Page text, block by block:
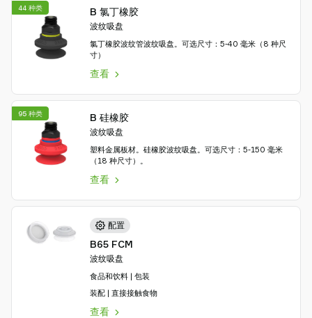
B 氯丁橡胶
波纹吸盘
氯丁橡胶波纹管波纹吸盘。可选尺寸：5-40 毫米（8 种尺
寸）
查看
44 种类
B 硅橡胶
波纹吸盘
塑料金属板材。硅橡胶波纹吸盘。可选尺寸：5-150 毫米
（18 种尺寸）。
查看
95 种类
配置
B65 FCM
波纹吸盘
食品和饮料 | 包装
装配 | 直接接触食物
查看